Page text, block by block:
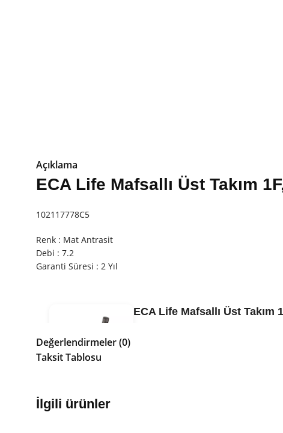
Açıklama
ECA Life Mafsallı Üst Takım
102117778C5
Renk : Mat Antrasit
Debi : 7.2
Garanti Süresi : 2 Yıl
ECA Life Mafsallı Üst Takım
Değerlendirmeler (0)
Taksit Tablosu
İlgili ürünler